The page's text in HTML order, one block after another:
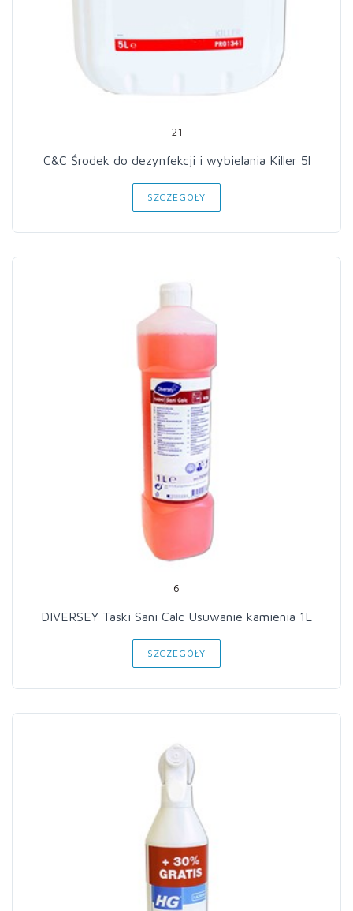
21
C&C Środek do dezynfekcji i wybielania Killer 5l
SZCZEGÓŁY
6
DIVERSEY Taski Sani Calc Usuwanie kamienia 1L
SZCZEGÓŁY